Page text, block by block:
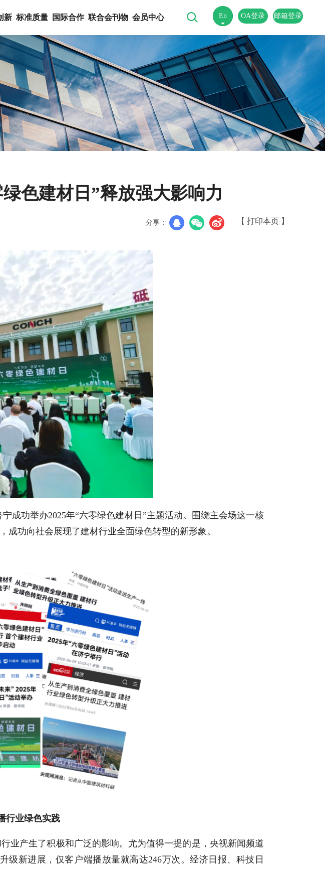
新 标准质量 国际合作 联合会刊物 会员中心 邮箱登录
OA登录
En
中
色建材日”释放强大影响力
【 打印本页 】
分享：
成功举办2025年“六零绿色建材日”主题活动。围绕主会场这一核
功向社会展现了建材行业全面绿色转型的新形象。
行业绿色实践
业产生了积极和广泛的影响。尤为值得一提的是，央视新闻频道
新进展，仅客户端播放量就高达246万次。经济日报、科技日